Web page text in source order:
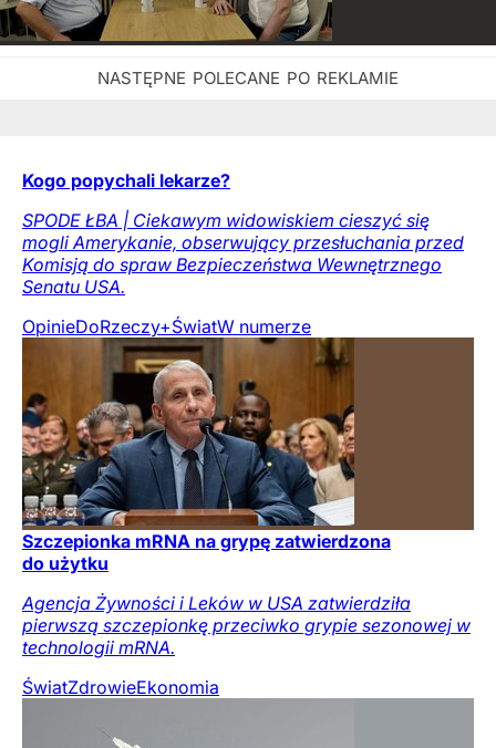
Kogo popychali lekarze?
SPODE ŁBA | Ciekawym widowiskiem cieszyć się
mogli Amerykanie, obserwujący przesłuchania przed
Komisją do spraw Bezpieczeństwa Wewnętrznego
Senatu USA.
OpinieDoRzeczy+ŚwiatW numerze
Szczepionka mRNA na grypę zatwierdzona
do użytku
Agencja Żywności i Leków w USA zatwierdziła
pierwszą szczepionkę przeciwko grypie sezonowej w
technologii mRNA.
ŚwiatZdrowieEkonomia